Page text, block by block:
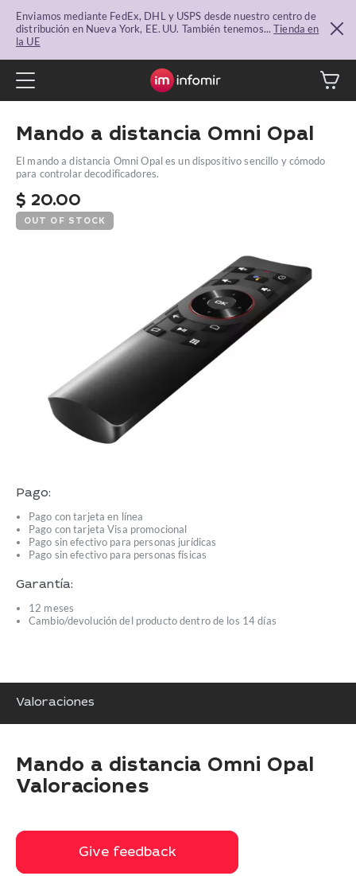
Enviamos mediante FedEx, DHL y USPS desde nuestro centro de
distribución en Nueva York, EE. UU. También tenemos...Tienda en
la UE
Mando a distancia Omni Opal
El mando a distancia Omni Opal es un dispositivo sencillo y cómodo
para controlar decodificadores.
$ 20.00
OUT OF STOCK
Pago:
Pago con tarjeta en línea
Pago con tarjeta Visa promocional
Pago sin efectivo para personas jurídicas
Pago sin efectivo para personas físicas
Garantía:
12 meses
Cambio/devolución del producto dentro de los 14 días
Valoraciones
Mando a distancia Omni Opal
Valoraciones
Give feedback
Give feedback